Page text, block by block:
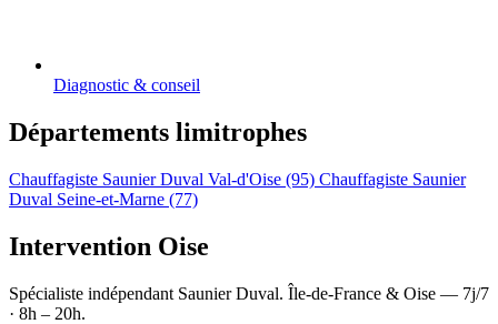
Diagnostic & conseil
Départements limitrophes
Chauffagiste Saunier Duval Val-d'Oise (95) Chauffagiste Saunier
Duval Seine-et-Marne (77)
Intervention Oise
Spécialiste indépendant Saunier Duval. Île-de-France & Oise — 7j/7
· 8h – 20h.